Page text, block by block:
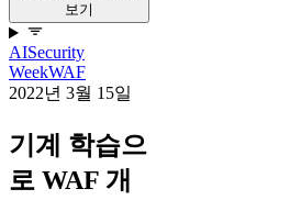
보기
AISecurity
WeekWAF
2022년 3월 15일
기계 학습으
로 WAF 개